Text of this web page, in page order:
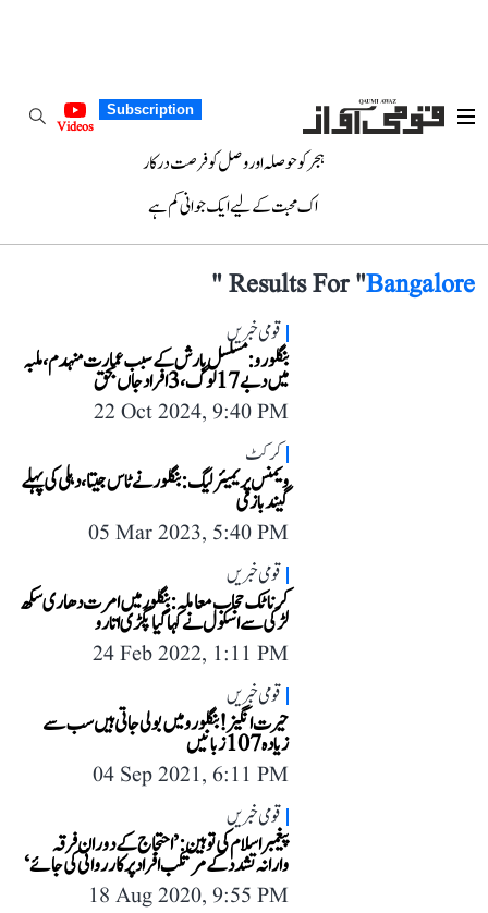
Subscription
Videos
ہجر کو حوصلہ اور وصل کو فرصت درکار
اک محبت کے لیے ایک جوانی کم ہے
Results For "Bangalore
"
قومی خبریں
بنگلورو: مسلسل بارش کے سبب عمارت منہدم، ملبہ
میں دبے 17 لوگ، 3 افراد جاں بحق
22 Oct 2024, 9:40 PM
کرکٹ
ویمنس پریمیئر لیگ: بنگلور نے ٹاس جیتا، دہلی کی پہلے
گیندبازی
05 Mar 2023, 5:40 PM
قومی خبریں
کرناٹک حجاب معاملہ: بنگلور میں امرت دھاری سکھ
لڑکی سے اسکول نے کہا گیا پگڑی اتارو
24 Feb 2022, 1:11 PM
قومی خبریں
حیرت انگیز! بنگلورو میں بولی جاتی ہیں سب سے
زیادہ 107 زبانیں
04 Sep 2021, 6:11 PM
قومی خبریں
پیغمبر اسلام کی توہین: ’احتجاج کے دوران فرقہ
وارانہ تشدد کے مرتکب افراد پر کارروائی کی جائے‘
18 Aug 2020, 9:55 PM